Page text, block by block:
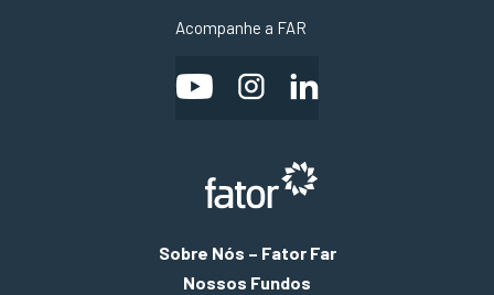
Acompanhe a FAR
Sobre Nós – Fator Far
Nossos Fundos